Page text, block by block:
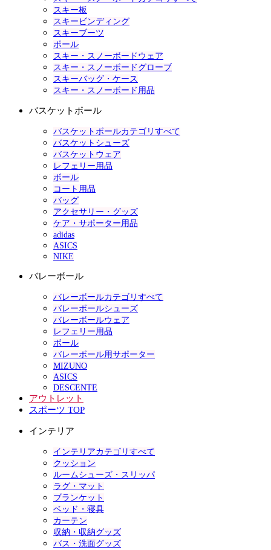
スキー板
スキービンディング
スキーブーツ
ポール
スキー・スノーボードウェア
スキー・スノーボードグローブ
スキーバッグ・ケース
スキー・スノーボード用品
バスケットボール
バスケットボールカテゴリすべて
バスケットシューズ
バスケットウェア
レフェリー用品
ボール
コート用品
バッグ
アクセサリー・グッズ
ケア・サポーター用品
adidas
ASICS
NIKE
バレーボール
バレーボールカテゴリすべて
バレーボールシューズ
バレーボールウェア
レフェリー用品
ボール
バレーボール用サポーター
MIZUNO
ASICS
DESCENTE
アウトレット
スポーツ TOP
インテリア
インテリアカテゴリすべて
クッション
ルームシューズ・スリッパ
ラグ・マット
ブランケット
ベッド・寝具
カーテン
収納・収納グッズ
バス・洗面グッズ